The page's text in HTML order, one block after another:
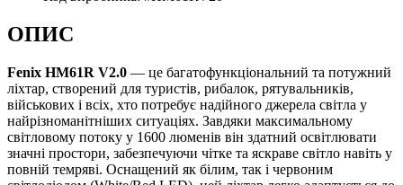
ОПИС
Fenix HM61R V2.0 — це багатофункціональний та потужний
ліхтар, створений для туристів, рибалок, рятувальників,
військових і всіх, хто потребує надійного джерела світла у
найрізноманітніших ситуаціях. Завдяки максимальному
світловому потоку у 1600 люменів він здатний освітлювати
значні простори, забезпечуючи чітке та яскраве світло навіть у
повній темряві. Оснащений як білим, так і червоним